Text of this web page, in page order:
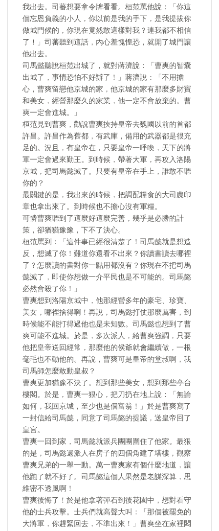
我出去。司蕃想要拿令牌看看。桓范罵他說：「你這
個忘恩負義的小人，你以前是我的手下，是我提拔你
做城門候的，你現在竟然敢這樣對我？連我都不相信
了！」司蕃聽到這話，內心羞愧惶恐，就開了城門讓
他出去。
司馬懿聽說桓范出城了，就對蔣濟說：「曹爽的智囊
出城了，事情恐怕不好辦了！」蔣濟說：「不用擔
心，曹爽留戀他京城的家，他京城的家有那麼多財寶
和美女，經營那麼久的家業，他一定不會放棄的。曹
爽一定會進城。」
桓范見到曹爽，勸說曹爽挾持皇帝去魏國以前的首都
許昌。許昌作為舊都，有武庫，備用的武器都是很充
足的。況且，有皇帝在，只要皇帝一呼喚，天下的將
軍一定會過來勤王。到時候，帶著大軍，再攻入洛陽
京城，把司馬懿滅了。只要有皇帝在手上，誰敢不聽
你的？
最關鍵的是，我出來的時候，把調配糧食的大司農印
章也拿出來了。到時候也不擔心沒有軍糧。
可憐曹爽聽到了這麼好這麼完善，幾乎是必勝的計
策，卻猶猶豫豫，下不了決心。
桓范罵到：「這件事已經很清楚了！司馬懿就是想造
反，想滅了你！難道你還看不出來？你讀書讀去哪裡
了？怎麼讀的書對你一點用都沒有？你現在不把司馬
懿滅了，即使你想做一介平民也是不可能的。司馬懿
必然會殺了你！」
曹爽想到洛陽京城中，他那經營多年的豪宅、珍寶、
美女，哪裡捨得啊！再說，司馬懿打仗那麼厲害，到
時候能不能打得過他也是未知數。司馬懿也想到了曹
爽可能不進城。於是，多次派人，給曹爽強調，只要
他把皇帝送回經常，那麼他的侯爺就會繼續做，一根
毫毛也不動他的。再說，曹爽可是皇帝的堂叔啊，我
司馬師怎麼敢動皇叔？
曹爽更加猶豫不決了。想到那些美女，想到那些亭台
樓閣。於是，曹爽一狠心，把刀扔在地上說：「無論
如何，我回京城，至少也是個富翁！」於是曹爽寫了
一封信給司馬懿，同意了司馬懿的提議，送皇帝回了
皇宮。
曹爽一回到家，司馬懿就派兵團團圍住了他家。最狠
的是，司馬懿還派人在房子的四個角建了塔樓，觀察
曹爽兄弟的一舉一動。萬一曹爽家有個什麼地道，讓
他跑了就不好了。司馬懿這個人果然是老謀深算，思
維密不透風啊！
曹爽後悔了！於是他拿著彈石到後花園中，想對看守
他的士兵攻擊。士兵們就高聲大叫：「那個被罷免的
大將軍，你趕緊回去，不準出來！」曹爽坐在家裡悶